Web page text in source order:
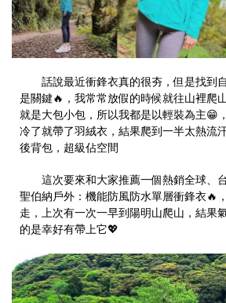
話說最近衝鋒衣真的很夯，但是找到
是關鍵🔥，我常常放假的時候就往山裡爬
就是大包小包，所以我都是以輕裝為主😁
冷了就帶了羽絨衣，結果爬到一半太熱流
後背包，超級佔空間
這次要來和大家推薦一個熱銷全球、
聖伯納戶外：機能防風防水單層衝鋒衣🔥
走，上次有一次一早到陽明山爬山，結
的是幸好有帶上它💖